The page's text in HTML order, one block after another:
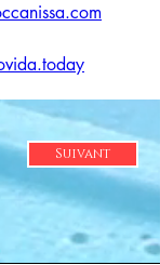
Suivant